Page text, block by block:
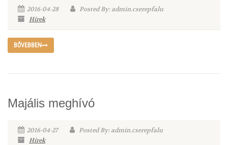
2016-04-28
Posted By: admin.cserepfalu
Hírek
BŐVEBBEN
Majális meghívó
2016-04-27
Posted By: admin.cserepfalu
Hírek